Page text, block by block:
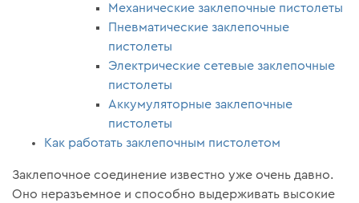
Механические заклепочные пистолеты
Пневматические заклепочные
пистолеты
Электрические сетевые заклепочные
пистолеты
Аккумуляторные заклепочные
пистолеты
Как работать заклепочным пистолетом
Заклепочное соединение известно уже очень давно.
Оно неразъемное и способно выдерживать высокие